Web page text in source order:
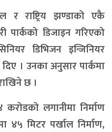
र राष्ट्रिय झण्डाको एकै
पार्कको डिजाइन गरिएको
डिभिजन इन्जिनियर
। उनका अनुसार पार्कमा
छ ।
लगानीमा निर्माण
४५ मिटर पर्खाल निर्माण,